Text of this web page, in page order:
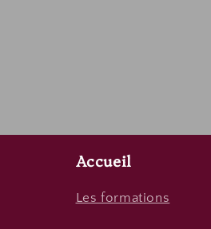
Accueil
Les formations